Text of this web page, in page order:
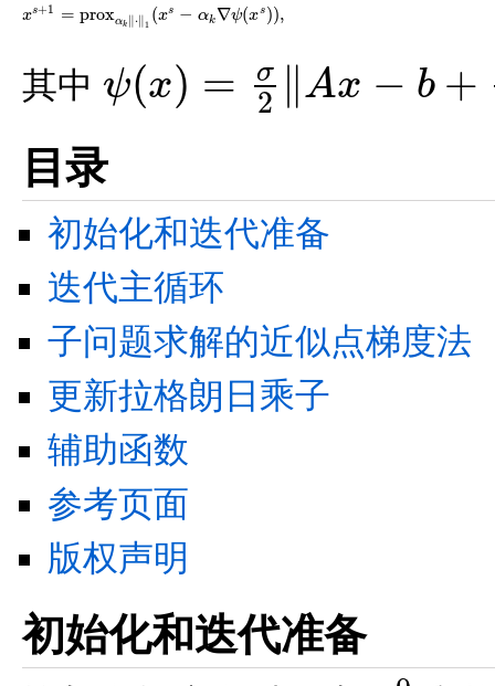
xs+1 = proxαk ∥⋅∥1
(xs − αk∇ψ(xs )),
xs+1 =pr oxαk‖⋅‖1(xs −αk ∇ψ (xs)),
其中 ψ(x) = σ
2 Ax − b +
ψ(x) =σ 2‖A − λkσ‖2
目录
初始化和迭代准备
迭代主循环
子问题求解的近似点梯度法
更新拉格朗日乘子
辅助函数
参考页面
版权声明
初始化和迭代准备